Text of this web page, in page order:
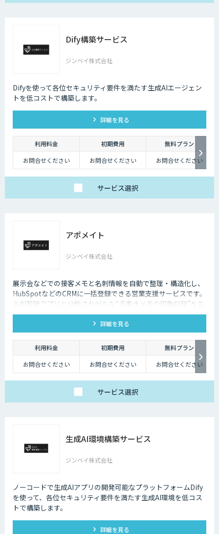
Dify構築サービス
ジンベイ株式会社
Difyを使って各位セキュリティ要件を満たす生成AIエージェン
トを低コストで構築します。
詳細を見る
利用料金 初期費用
無料プラン
お問合せください
お問合せください お問合せください
サービス選択
アポメイト
ジンベイ株式会社
展示会などでの接客メモと名刺情報を自動で整理・構造化し、
HubSpotなどのCRMに一括登録できる営業支援サービスです。
名刺管理アプリと分断されがちな“手書きメモや印象記録”を生
成AIで読み取ります。
詳細を見る
利用料金 初期費用
無料プラン
お問合せください
お問合せください お問合せください
サービス選択
生成AI環境構築サービス
ジンベイ株式会社
ノーコードで生成AIアプリの開発可能なプラットフォームDify
を使って、各位セキュリティ要件を満たす生成AI環境を低コス
トで構築します。
詳細を見る